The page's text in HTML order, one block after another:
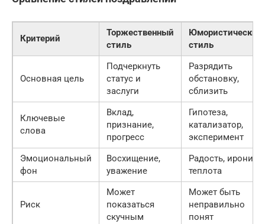
Критерий
Торжественный
стиль
Юмористический
стиль
Основная цель
Подчеркнуть
статус и
заслуги
Разрядить
обстановку,
сблизить
Ключевые
слова
Вклад,
признание,
прогресс
Гипотеза,
катализатор,
эксперимент
Эмоциональный
фон
Восхищение,
уважение
Радость, ирония,
теплота
Риск
Может
показаться
скучным
Может быть
неправильно
понят